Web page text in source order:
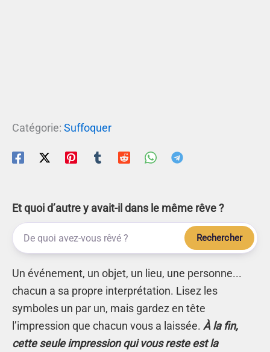
Catégorie: Suffoquer
Et quoi d’autre y avait-il dans le même rêve ?
Rechercher
Un événement, un objet, un lieu, une personne...
chacun a sa propre interprétation. Lisez les
symboles un par un, mais gardez en tête
l’impression que chacun vous a laissée. À la fin,
cette seule impression qui vous reste est la